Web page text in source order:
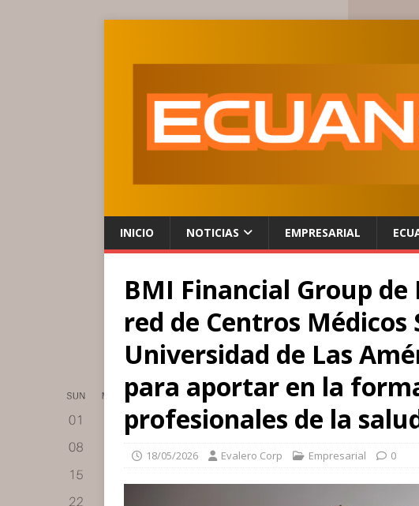
INICIO NOTICIAS EMPRESARIAL
BMI Financial Group de
red de Centros Médicos
Universidad de Las
para aportar en la
profesionales de la
18/05/2026 Evalero Corp Empresarial 0